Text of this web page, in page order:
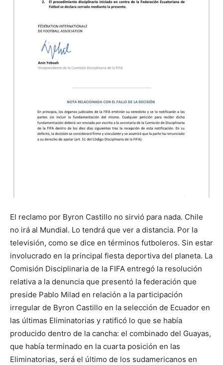
El reclamo por Byron Castillo no sirvió para nada. Chile
no irá al Mundial. Lo tendrá que ver a distancia. Por la
televisión, como se dice en términos futboleros. Sin estar
involucrado en la principal fiesta deportiva del planeta. La
Comisión Disciplinaria de la FIFA entregó la resolución
relativa a la denuncia que presentó la federación que
preside Pablo Milad en relación a la participación
irregular de Byron Castillo en la selección de Ecuador en
las últimas Eliminatorias y ratificó lo que se había
producido dentro de la cancha: el combinado del Guayas,
que había terminado en la cuarta posición en las
Eliminatorias, será el último de los sudamericanos en